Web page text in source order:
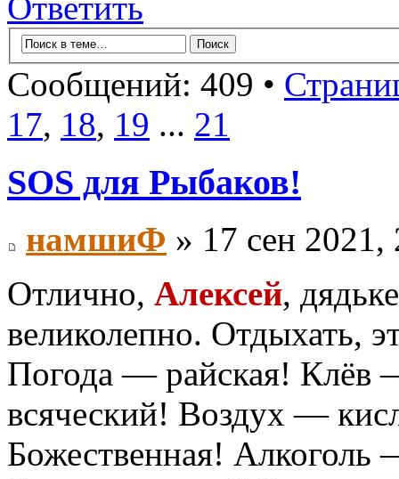
Ответить
Сообщений: 409 •
17, 18, 19 ... 21
SOS для Рыбаков!
намшиФ » 17 сен 2021,
Отлично, Алексей,
великолепно. Отдыхать,
Погода — райская!
всяческий! Воздух —
Божественная! Алкоголь